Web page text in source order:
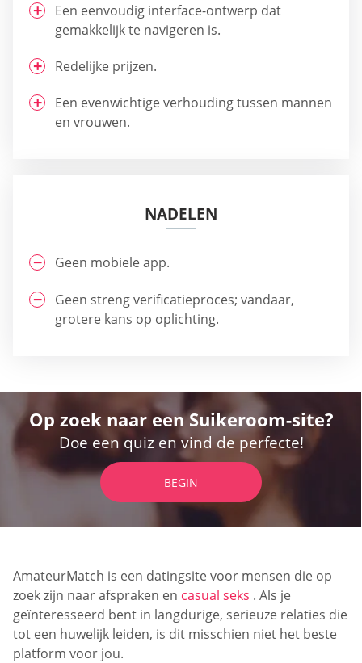
Een eenvoudig interface-ontwerp dat
gemakkelijk te navigeren is.
Redelijke prijzen.
Een evenwichtige verhouding tussen mannen
en vrouwen.
NADELEN
Geen mobiele app.
Geen streng verificatieproces; vandaar,
grotere kans op oplichting.
Op zoek naar een Suikeroom-site?
Doe een quiz en vind de perfecte!
BEGIN
AmateurMatch is een datingsite voor mensen die op
zoek zijn naar afspraken en casual seks . Als je
geïnteresseerd bent in langdurige, serieuze relaties die
tot een huwelijk leiden, is dit misschien niet het beste
platform voor jou.